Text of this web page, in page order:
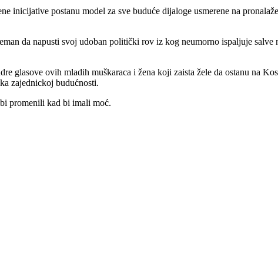
postanu model za sve buduće dijaloge usmerene na
da napusti svoj udoban politički rov iz kog neumorno ispaljuje
glasove ovih mladih muškaraca i žena koji zaista žele da ostanu na
zajednickoj budućnosti.
promenili kad bi imali moć.